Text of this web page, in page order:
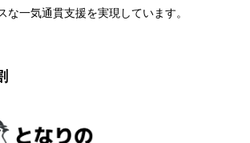
な一気通貫支援を実現しています。